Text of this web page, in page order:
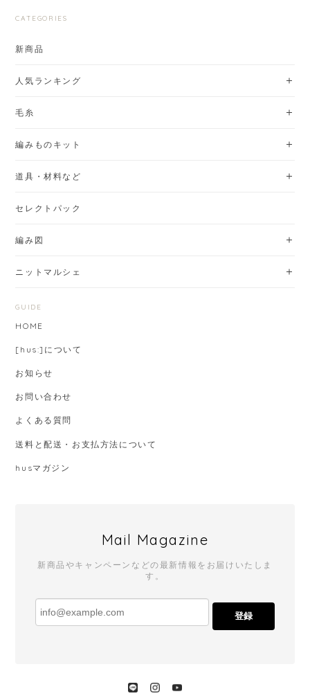
CATEGORIES
新商品
人気ランキング
毛糸
編みものキット
道具・材料など
セレクトパック
編み図
ニットマルシェ
GUIDE
HOME
[hus:]について
お知らせ
お問い合わせ
よくある質問
送料と配送・お支払方法について
husマガジン
Mail Magazine
新商品やキャンペーンなどの最新情報をお届けいたしま
す。
登録